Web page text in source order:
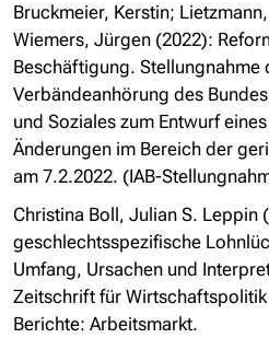
Bruckmeier, Kerstin;
Wiemers, Jürgen (2022):
Beschäftigung. Stellungnahme
Verbändeanhörung des
und Soziales zum Entwurf
Änderungen im Bereich der
am 7.2.2022. (IAB-
Christina Boll, Julian S. Leppin
geschlechtsspezifische
Umfang, Ursachen und
Zeitschrift für
Berichte: Arbeitsmarkt.